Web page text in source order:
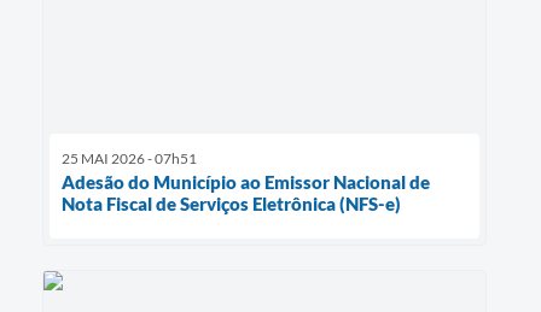
25 MAI 2026 - 07h51
Adesão do Município ao Emissor Nacional de
Nota Fiscal de Serviços Eletrônica (NFS-e)